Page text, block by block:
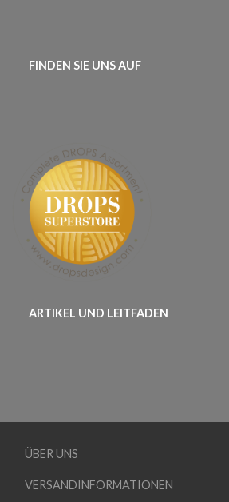
FINDEN SIE UNS AUF
ARTIKEL UND LEITFADEN
ÜBER UNS
VERSANDINFORMATIONEN